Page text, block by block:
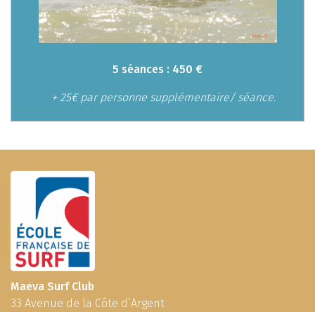
5 séances : 450 €
+ 25€ par personne supplémentaire/ séance.
Maeva Surf Club
33 Avenue de la Côte d’Argent